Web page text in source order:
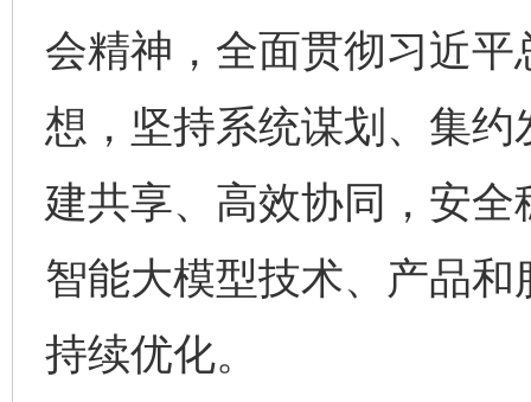
会精神，全面贯彻习近
想，坚持系统谋划、集
建共享、高效协同，安
智能大模型技术、产品
持续优化。